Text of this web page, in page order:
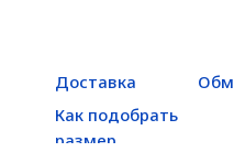
Доставка
Как подобрать
размер